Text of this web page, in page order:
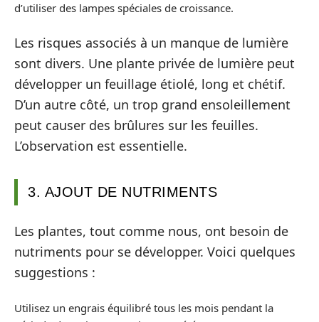
d’utiliser des lampes spéciales de croissance.
Les risques associés à un manque de lumière
sont divers. Une plante privée de lumière peut
développer un feuillage étiolé, long et chétif.
D’un autre côté, un trop grand ensoleillement
peut causer des brûlures sur les feuilles.
L’observation est essentielle.
3. AJOUT DE NUTRIMENTS
Les plantes, tout comme nous, ont besoin de
nutriments pour se développer. Voici quelques
suggestions :
Utilisez un engrais équilibré tous les mois pendant la